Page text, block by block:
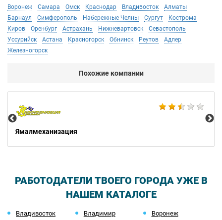
Воронеж
Самара Омск Краснодар Владивосток
Алматы
Барнаул
Симферополь Набережные Челны Сургут
Кострома
Киров
Оренбург Астрахань Нижневартовск
Севастополь
Уссурийск
Астана Красногорск Обнинск Реутов
Адлер
Железногорск
Похожие компании
Ямалмеханизация
РАБОТОДАТЕЛИ ТВОЕГО ГОРОДА УЖЕ В
НАШЕМ КАТАЛОГЕ
Владивосток Владимир
Воронеж